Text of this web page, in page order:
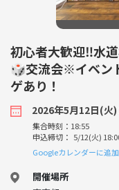
初心者大歓迎‼️水
🎲交流会※イベン
ゲあり！
2026年5月12日(火
集合時刻：18:55
申込締切： 5/12(火)
Googleカレンダーに追
開催場所